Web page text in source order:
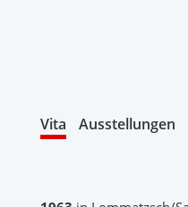
Vita Ausstellungen